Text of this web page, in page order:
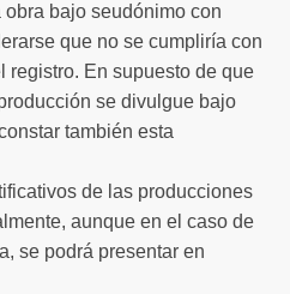
bajo seudónimo con
que no se cumpliría con
registro. En supuesto de que
se divulgue bajo
también esta
de las producciones
aunque en el caso de
se podrá presentar en